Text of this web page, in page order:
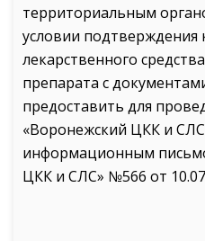
территориальным
условии подтверждения
лекарственного
препарата с
предоставить для
«Воронежский ЦКК и
информационным
ЦКК и СЛС» №566 от